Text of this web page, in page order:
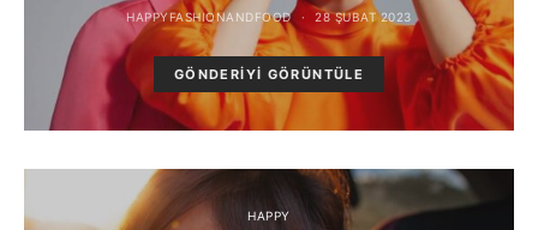
HAPPYFASHIONANDFOOD 28 ŞUBAT 2023
GÖNDERIYI GÖRÜNTÜLE
HAPPY